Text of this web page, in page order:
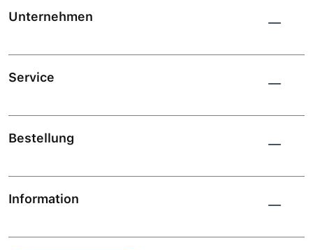
Unternehmen
Service
Bestellung
Information